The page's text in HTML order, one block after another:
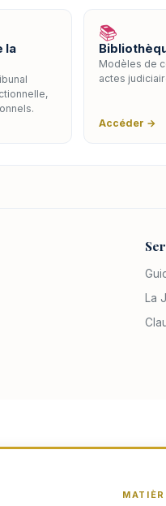
la
📚
Modèles de
actes
Accéder →
La